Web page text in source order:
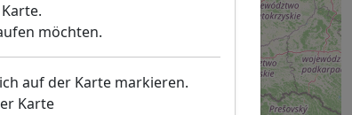
möchten.
auf der Karte markieren.
Karte